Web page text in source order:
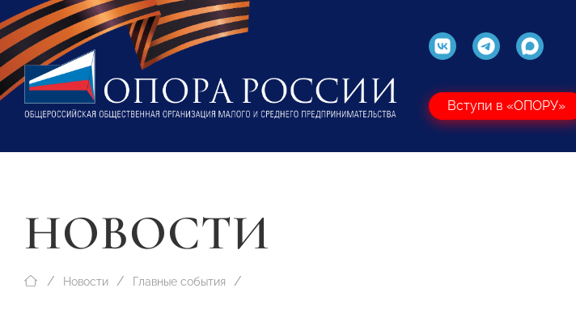
Вступи в «ОПОРУ»
НОВОСТИ
Новости Главные события